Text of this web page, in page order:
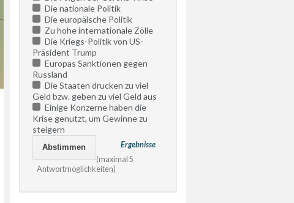
Die nationale Politik
Die europäische Politik
Zu hohe internationale Zölle
Die Kriegs-Politik von US-
Präsident Trump
Europas Sanktionen gegen
Russland
Die Staaten drucken zu viel
Geld bzw. geben zu viel Geld aus
Einige Konzerne haben die
Krise genutzt, um Gewinne zu
steigern
Ergebnisse
(maximal 5
Antwortmöglichkeiten)